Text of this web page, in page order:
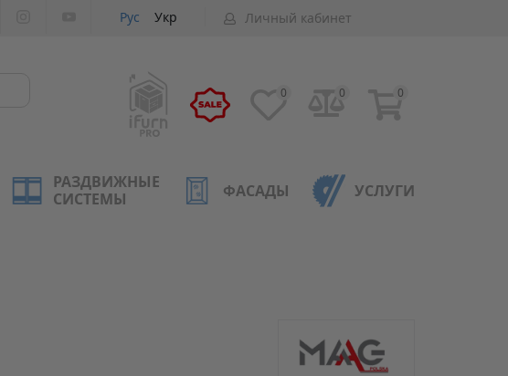
Рус Укр Личный кабинет
0 0 0
РАЗДВИЖНЫЕ
СИСТЕМЫ
ФАСАДЫ УСЛУГИ